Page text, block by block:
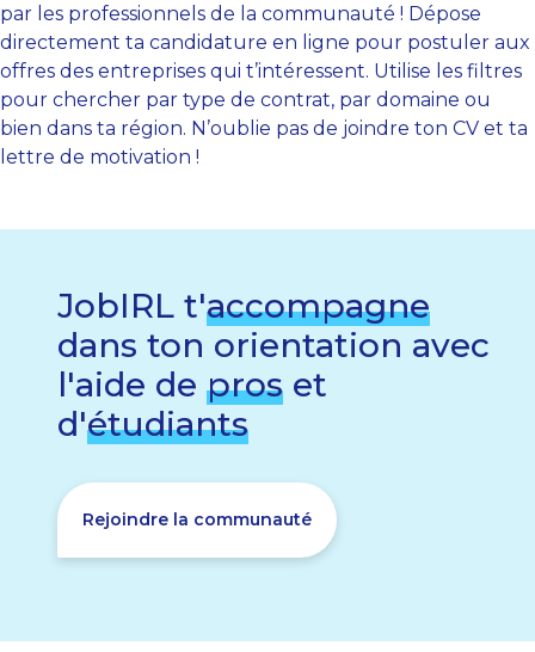
par les professionnels de la communauté ! Dépose
directement ta candidature en ligne pour postuler aux
offres des entreprises qui t’intéressent. Utilise les filtres
pour chercher par type de contrat, par domaine ou
bien dans ta région. N’oublie pas de joindre ton CV et ta
lettre de motivation !
JobIRL t'accompagne
dans ton orientation avec
l'aide de pros et
d'étudiants
Rejoindre la communauté